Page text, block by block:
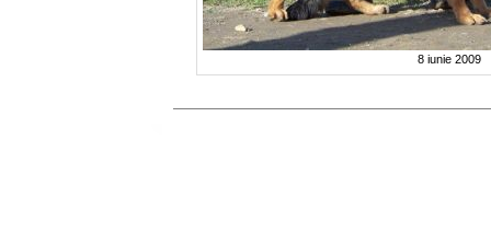
8 iunie 2009